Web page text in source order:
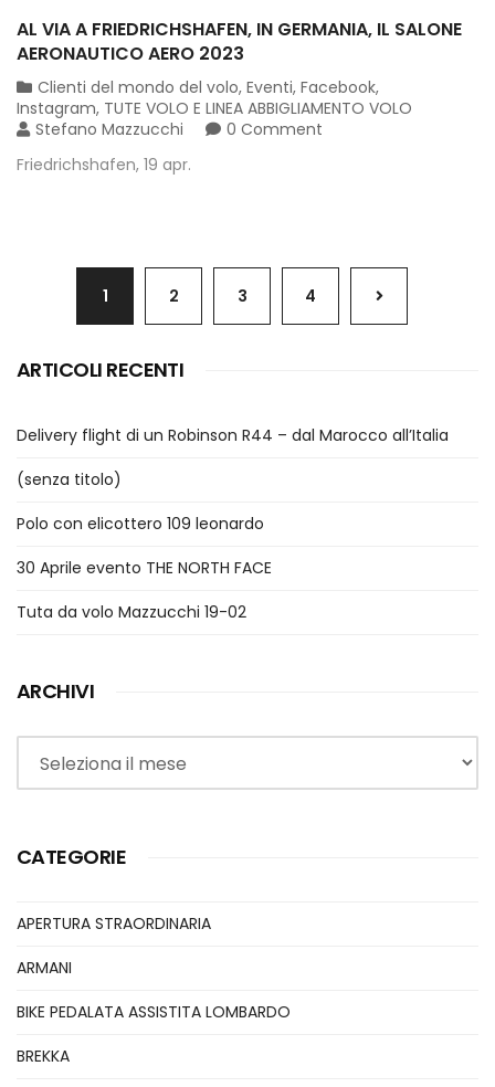
AL VIA A FRIEDRICHSHAFEN, IN GERMANIA, IL SALONE
AERONAUTICO AERO 2023
Clienti del mondo del volo, Eventi, Facebook,
Instagram, TUTE VOLO E LINEA ABBIGLIAMENTO VOLO
Stefano Mazzucchi
0 Comment
Friedrichshafen, 19 apr.
1 2 3 4
ARTICOLI RECENTI
Delivery flight di un Robinson R44 – dal Marocco all’Italia
(senza titolo)
Polo con elicottero 109 leonardo
30 Aprile evento THE NORTH FACE
Tuta da volo Mazzucchi 19-02
ARCHIVI
Archivi
CATEGORIE
APERTURA STRAORDINARIA
ARMANI
BIKE PEDALATA ASSISTITA LOMBARDO
BREKKA